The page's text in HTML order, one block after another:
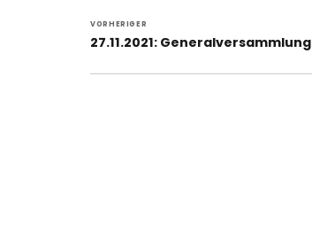
VORHERIGER
Vorheriger
27.11.2021: Generalversammlung